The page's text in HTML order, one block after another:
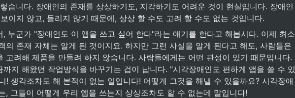
습니다. 장애인의 존재를 상상하기도, 지각하기도 어려운 것이 현실입니다. 장애인
이지 않고, 들리지 않기 때문에, 상상 할 수도 고려 할 수도 없는 것입니다.
, 누군가 "장애인도 이 앱을 쓰고 싶어 한다"라는 얘기를 한다고 해봅시다. 이제 최소
의 존재 자체는 알게 된 것이지요. 하지만 그런 사실을 알게 된다고 해도, 사람들은
고려해 제품을 만들려 하지 않습니다. 사람들에게는 어떤 관성이 있기 때문입니다.
까지 해왔던 작업방식을 바꾸기는 겁이 납니다. "시각장애인도 편하게 앱을 쓸 수 있
! 생각조차도 해 본적이 없는 일입니다! 어떻게 그것을 해낼 수 있을까요? 시각장애
, 그들이 어떻게 우리 앱을 쓰는지 상상조차도 할 수 없는데 말입니다!